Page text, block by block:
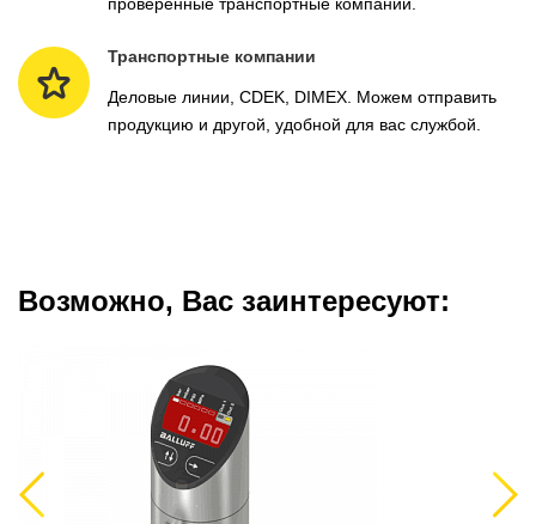
проверенные транспортные компании.
Транспортные компании
Деловые линии, CDEK, DIMEX. Можем отправить
продукцию и другой, удобной для вас службой.
Возможно, Вас заинтересуют:
Previous Next